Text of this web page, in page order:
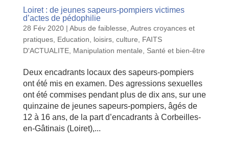
Loiret : de jeunes sapeurs-pompiers victimes
d’actes de pédophilie
28 Fév 2020| Abus de faiblesse Autres croyances et
pratiques, Education, loisirs, culture
FAITS
D'ACTUALITE, Manipulation mentale Santé et bien-être
Deux encadrants locaux des sapeurs-pompiers
ont été mis en examen. Des agressions sexuelles
ont été commises pendant plus de dix ans, sur une
quinzaine de jeunes sapeurs-pompiers, âgés de
12 à 16 ans, de la part d’encadrants à Corbeilles-
en-Gâtinais (Loiret),...